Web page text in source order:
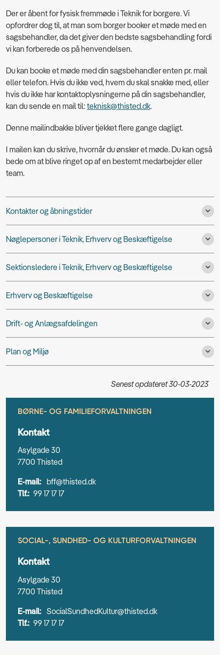
Der er åbent for fysisk fremmøde i Teknik for borgere. Vi
opfordrer dog til, at man som borger booker et møde med en
sagsbehandler, da det giver den bedste sagsbehandling fordi
vi kan forberede os på henvendelsen.
Du kan booke et møde med din sagsbehandler enten pr. mail
eller telefon. Hvis du ikke ved, hvem du skal snakke med, eller
hvis du ikke har kontaktoplysningerne på din sagsbehandler,
kan du sende en mail til: teknisk@thisted.dk.
Denne mailindbakke bliver tjekket flere gange dagligt.
I mailen kan du skrive, hvornår du ønsker et møde. Du kan også
bede om at blive ringet op af en bestemt medarbejder eller
team.
Kontakter og åbningstider
Nøglepersoner i Teknik, Erhverv og Beskæftigelse
Sektionsledere i Teknik, Erhverv og Beskæftigelse
Erhverv og Beskæftigelse
Drift- og Anlægsafdelingen
Plan og Miljø
Senest opdateret 30-03-2023
BØRNE- OG FAMILIEFORVALTNINGEN
Kontakt
Asylgade 30
7700 Thisted
E-mail: bff@thisted.dk
Tlf.: 99 17 17 17
SOCIAL-, SUNDHED- OG KULTURFORVALTNINGEN
Kontakt
Asylgade 30
7700 Thisted
E-mail: SocialSundhedKultur@thisted.dk
Tlf.: 99 17 17 17